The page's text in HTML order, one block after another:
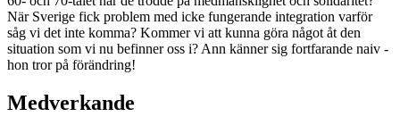
När Sverige fick problem med icke fungerande integration varför
såg vi det inte komma? Kommer vi att kunna göra något åt den
situation som vi nu befinner oss i? Ann känner sig fortfarande naiv -
hon tror på förändring!
Medverkande